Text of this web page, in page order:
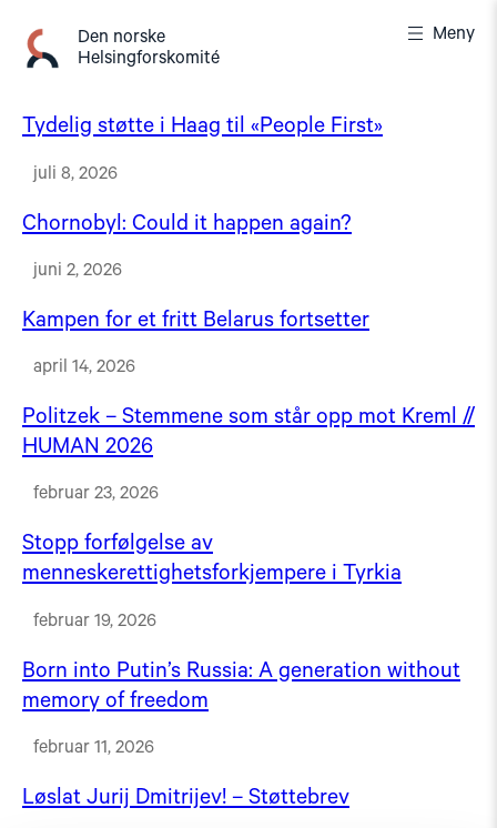
innhold
Den norske
Helsingforskomité
Meny
Tydelig støtte i Haag til «People First»
juli 8, 2026
Chornobyl: Could it happen again?
juni 2, 2026
Kampen for et fritt Belarus fortsetter
april 14, 2026
Politzek – Stemmene som står opp mot Kreml //
HUMAN 2026
februar 23, 2026
Stopp forfølgelse av
menneskerettighetsforkjempere i Tyrkia
februar 19, 2026
Born into Putin’s Russia: A generation without
memory of freedom
februar 11, 2026
Løslat Jurij Dmitrijev! – Støttebrev